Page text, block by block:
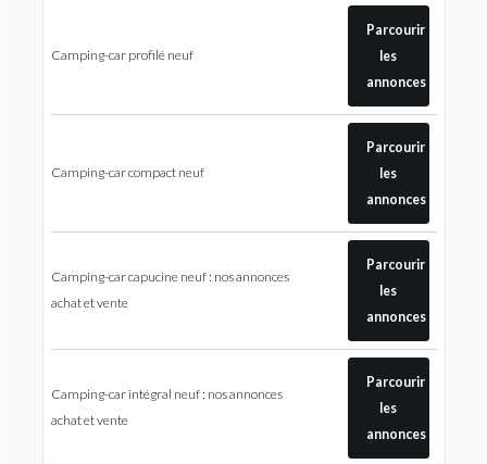
Camping-car profilé neuf
Parcourir
les
annonces
Camping-car compact neuf
Parcourir
les
annonces
Camping-car capucine neuf : nos annonces
achat et vente
Parcourir
les
annonces
Camping-car intégral neuf : nos annonces
achat et vente
Parcourir
les
annonces